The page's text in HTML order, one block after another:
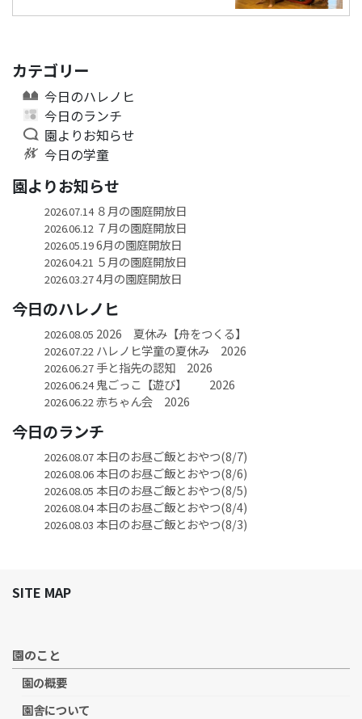
カテゴリー
今日のハレノヒ
今日のランチ
園よりお知らせ
今日の学童
園よりお知らせ
2026.07.14８月の園庭開放日
2026.06.12 ７月の園庭開放日
2026.05.196月の園庭開放日
2026.04.21 ５月の園庭開放日
2026.03.274月の園庭開放日
今日のハレノヒ
2026.08.05 2026 夏休み【舟をつくる】
2026.07.22 ハレノヒ学童の夏休み 2026
2026.06.27手と指先の認知 2026
2026.06.24鬼ごっこ【遊び】 2026
2026.06.22 赤ちゃん会 2026
今日のランチ
2026.08.07本日のお昼ご飯とおやつ(8/7)
2026.08.06本日のお昼ご飯とおやつ(8/6)
2026.08.05 本日のお昼ご飯とおやつ(8/5)
2026.08.04本日のお昼ご飯とおやつ(8/4)
2026.08.03 本日のお昼ご飯とおやつ(8/3)
SITE MAP
園のこと
園の概要
園舎について